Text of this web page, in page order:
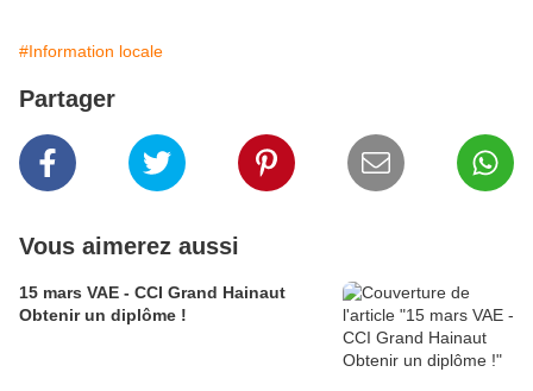
#Information locale
Partager
Vous aimerez aussi
15 mars VAE - CCI Grand Hainaut
Obtenir un diplôme !